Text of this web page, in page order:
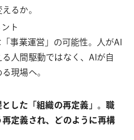
るか。
ト
事業運営」の可能性。人がAI
人間駆動ではなく、AIが自
現場へ。
した「組織の再定義」。職
定義され、どのように再構